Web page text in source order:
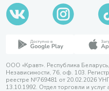
ООО «Кравт». Республика
Независимости, 76, оф. 103.
реестре №769481 от 20.02.2026
13.10.1992. Отдел торговли и